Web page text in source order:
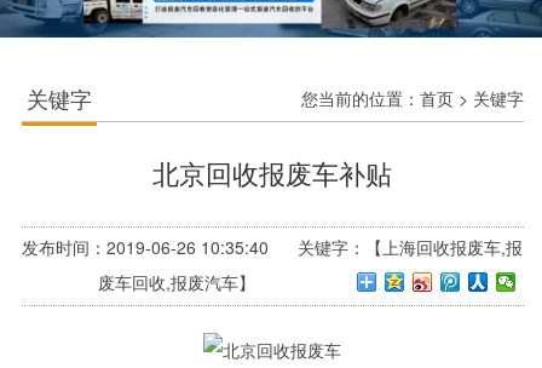
关键字 您当前的位置： 首页 > 关键字
北京回收报废车补贴
发布时间：2019-06-26 10:35:40 关键字：【上海回收报废车,报
废车回收,报废汽车】